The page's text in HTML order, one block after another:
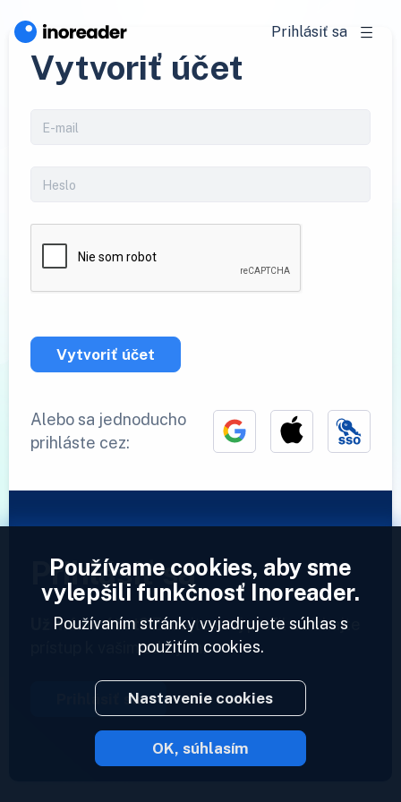
Prihlásiť sa
Vytvoriť účet
Vytvoriť účet
Alebo sa jednoducho
prihláste cez:
Prihlásiť sa
Už máme účet?Zadajte svoj profil a získajte
prístup k vašim zdrojom.
Prihlásiť sa
2023 © Inoreader
Používame cookies, aby sme
vylepšili funkčnosť Inoreader.
Používaním stránky vyjadrujete súhlas s
použitím cookies.
Nastavenie cookies
OK, súhlasím